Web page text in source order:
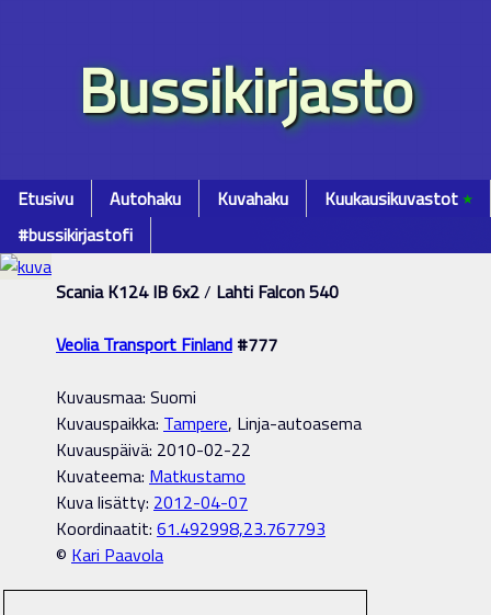
Bussikirjasto
Etusivu Autohaku Kuvahaku Kuukausikuvastot٭
#bussikirjastofi
Scania K124 IB 6x2/ Lahti Falcon 540
Veolia Transport Finland #777
Kuvausmaa: Suomi
Kuvauspaikka: Tampere, Linja-autoasema
Kuvauspäivä: 2010-02-22
Kuvateema: Matkustamo
Kuva lisätty: 2012-04-07
Koordinaatit: 61.492998,23.767793
© Kari Paavola